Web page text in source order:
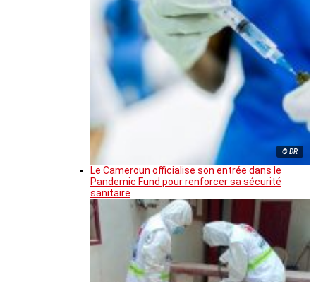
© DR
Le Cameroun officialise son entrée dans le
Pandemic Fund pour renforcer sa sécurité
sanitaire